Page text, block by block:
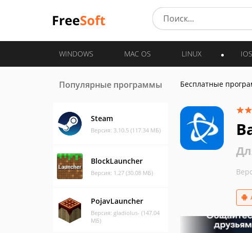
WINDOWS MAC OS LINUX IOS
Популярные программы
Steam
Версия: 3.10.5 (117.34 МБ)
BlockLauncher
Версия: 1.27 (30.08 МБ)
PojavLauncher
Версия: gladiolus- (147.04
МБ)
Бесплатные